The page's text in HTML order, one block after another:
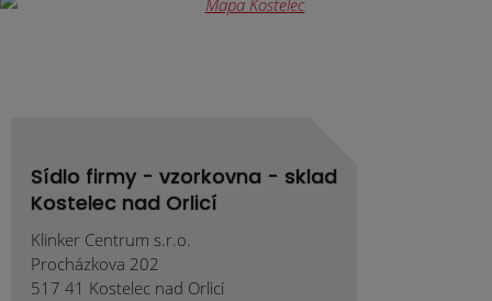
Sídlo firmy - vzorkovna - sklad
Kostelec nad Orlicí
Klinker Centrum s.r.o.
Procházkova 202
517 41 Kostelec nad Orlicí